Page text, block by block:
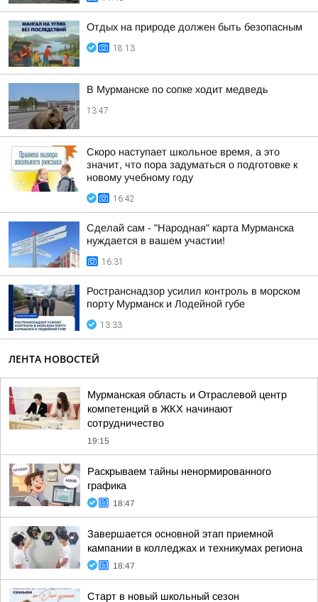
Отдых на природе должен быть безопасным
18:13
В Мурманске по сопке ходит медведь
13:47
Скоро наступает школьное время, а это
значит, что пора задуматься о подготовке к
новому учебному году
16:42
Сделай сам - "Народная" карта Мурманска
нуждается в вашем участии!
16:31
Ространснадзор усилил контроль в морском
порту Мурманск и Лодейной губе
13:33
ЛЕНТА НОВОСТЕЙ
Мурманская область и Отраслевой центр
компетенций в ЖКХ начинают
сотрудничество
19:15
Раскрываем тайны ненормированного
графика
18:47
Завершается основной этап приемной
кампании в колледжах и техникумах региона
18:47
Старт в новый школьный сезон